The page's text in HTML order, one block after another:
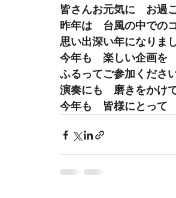
皆さんお元気に　お過
昨年は　台風の中での
思い出深い年になりま
今年も　楽しい企画を
ふるってご参加くださ
演奏にも　磨きをかけ
今年も　皆様にとっ